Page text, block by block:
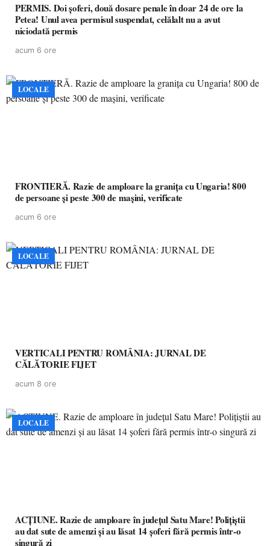
PERMIS. Doi șoferi, două dosare penale în doar 24 de ore la
Petea! Unul avea permisul suspendat, celălalt nu a avut
niciodată permis
acum 6 ore
LOCALE
FRONTIERĂ. Razie de amploare la granița cu Ungaria! 800
de persoane și peste 300 de mașini, verificate
acum 6 ore
LOCALE
VERTICALI PENTRU ROMÂNIA: JURNAL DE
CĂLĂTORIE FIJET
acum 8 ore
LOCALE
ACȚIUNE. Razie de amploare în județul Satu Mare! Polițiștii
au dat sute de amenzi și au lăsat 14 șoferi fără permis într-o
singură zi